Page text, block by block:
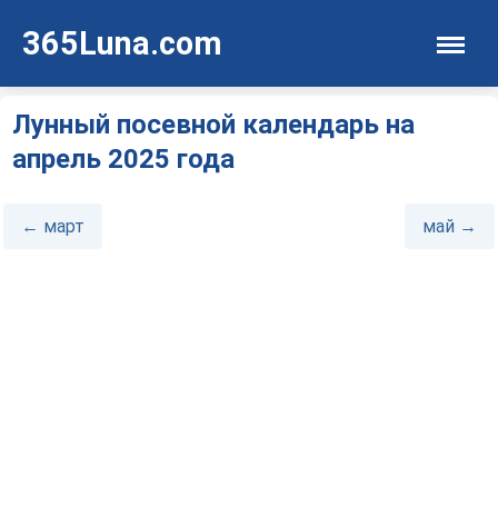
365Luna.com
Лунный посевной календарь на
апрель 2025 года
← март май →